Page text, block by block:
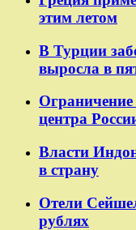
этим летом
В Турции
выросла в
центра
Власти
в страну
Отели
рублях